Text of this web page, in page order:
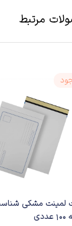
طراحی
ارسال لوازم
قطعات
اقلام
لوازم اداری
سفارش‌های
عملکرد
محافظت
مرتبط